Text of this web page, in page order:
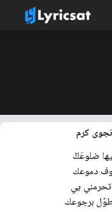
نجوى كرم
ضلوعَكْ
دموعك
يي
برجوعك